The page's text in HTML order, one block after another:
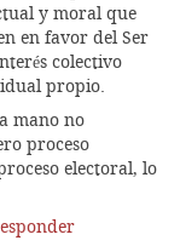
y moral que
en favor del Ser
colectivo
propio.
mano no
proceso
electoral, lo